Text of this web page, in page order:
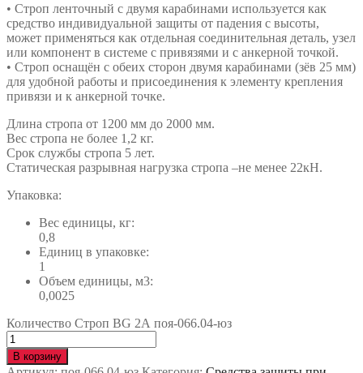
• Строп ленточный с двумя карабинами используется как
средство индивидуальной защиты от падения с высоты,
может применяться как отдельная соединительная деталь, узел
или компонент в системе с привязями и с анкерной точкой.
• Строп оснащён с обеих сторон двумя карабинами (зёв 25 мм)
для удобной работы и присоединения к элементу крепления
привязи и к анкерной точке.
Длина стропа от 1200 мм до 2000 мм.
Вес стропа не более 1,2 кг.
Срок службы стропа 5 лет.
Статическая разрывная нагрузка стропа –не менее 22кН.
Упаковка:
Вес единицы, кг:
0,8
Единиц в упаковке:
1
Объем единицы, м3:
0,0025
Количество Строп BG 2А поя-066.04-юз
В корзину